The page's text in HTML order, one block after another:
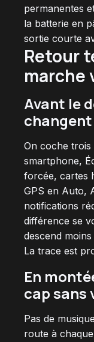
permanentes
la batterie en
sortie courte
Retour
marche
Avant le
On coche
smartphone,
forcée, cartes
GPS en Auto,
notifications
différence se
descend
La trace est
En
cap sans
Pas de
route à